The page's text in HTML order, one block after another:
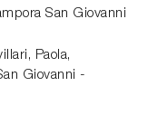
San Giovanni
Paola,
Giovanni -